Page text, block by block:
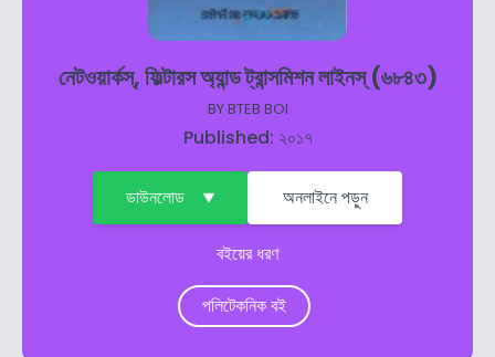
নেটওয়ার্কস্‌, ফিল্টারস অ্যান্ড ট্রান্সমিশন লাইনস্‌ (৬৮৪৩)
BYBTEB BOI
Published: ২০১৭
ডাউনলোড অনলাইনে পড়ুন
বইয়ের ধরণ
পলিটেকনিক বই